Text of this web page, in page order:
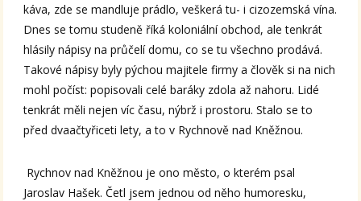
káva, zde se mandluje prádlo, veškerá tu- i cizozemská vína.
Dnes se tomu studeně říká koloniální obchod, ale tenkrát
hlásily nápisy na průčelí domu, co se tu všechno prodává.
Takové nápisy byly pýchou majitele firmy a člověk si na nich
mohl počíst: popisovali celé baráky zdola až nahoru. Lidé
tenkrát měli nejen víc času, nýbrž i prostoru. Stalo se to
před dvaačtyřiceti lety, a to v Rychnově nad Kněžnou.
Rychnov nad Kněžnou je ono město, o kterém psal
Jaroslav Hašek. Četl jsem jednou od něho humoresku,